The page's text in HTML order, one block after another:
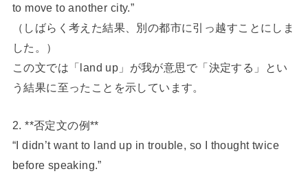
to move to another city.”
（しばらく考えた結果、別の都市に引っ越すことにしま
した。）
この文では「land up」が我が意思で「決定する」とい
う結果に至ったことを示しています。
2. **否定文の例**
“I didn’t want to land up in trouble, so I thought twice
before speaking.”